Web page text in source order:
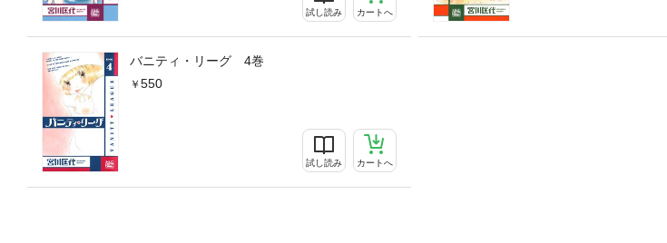
試し読み カートへ
バニティ・リーグ 4巻
550
試し読み カートへ